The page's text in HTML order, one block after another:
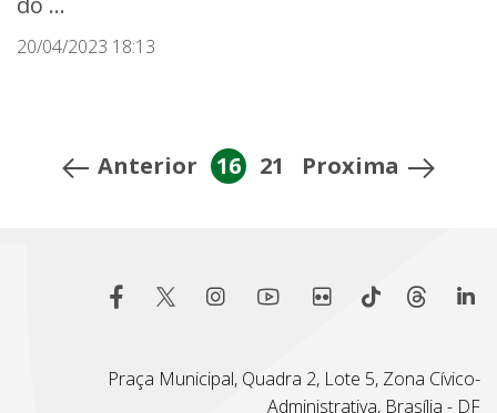
20/04/2023 18:13
Anterior 16 21 Proxima
Praça Municipal, Quadra 2, Lote 5, Zona Cívico-
Administrativa, Brasília - DF